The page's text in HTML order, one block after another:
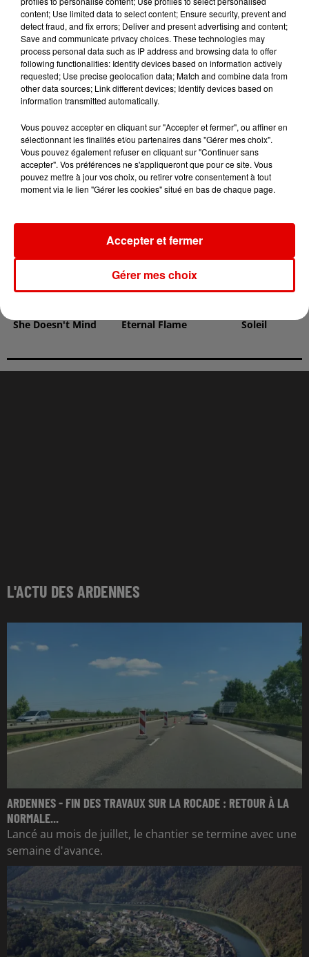
7 août 2026
Ardennes - Woinic, le plus grand sanglier du
monde, fête ses 18 ans
TITRES DIFFUSÉS
8h16
8h16
She Doesn't Mind
8h13
8h13
Eternal Flame
8h10
8h10
Soleil
L'ACTU DES ARDENNES
ARDENNES - FIN DES TRAVAUX SUR LA ROCADE : RETOUR À LA
NORMALE...
Lancé au mois de juillet, le chantier se termine avec une
semaine d'avance.
content; Use limited data to select content; Ensure security, prevent and
detect fraud, and fix errors; Deliver and present advertising and content;
Save and communicate privacy choices. These technologies may
process personal data such as IP address and browsing data to offer
following functionalities: Identify devices based on information actively
requested; Use precise geolocation data; Match and combine data from
other data sources; Link different devices; Identify devices based on
information transmitted automatically.
Vous pouvez accepter en cliquant sur "Accepter et fermer", ou affiner en
sélectionnant les finalités et/ou partenaires dans "Gérer mes choix".
Vous pouvez également refuser en cliquant sur "Continuer sans
accepter". Vos préférences ne s'appliqueront que pour ce site. Vous
pouvez mettre à jour vos choix, ou retirer votre consentement à tout
moment via le lien "Gérer les cookies" situé en bas de chaque page.
Gérer mes choix
Accepter et fermer